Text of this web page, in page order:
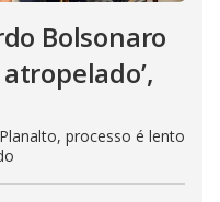
Bolsonaro
processo é lento